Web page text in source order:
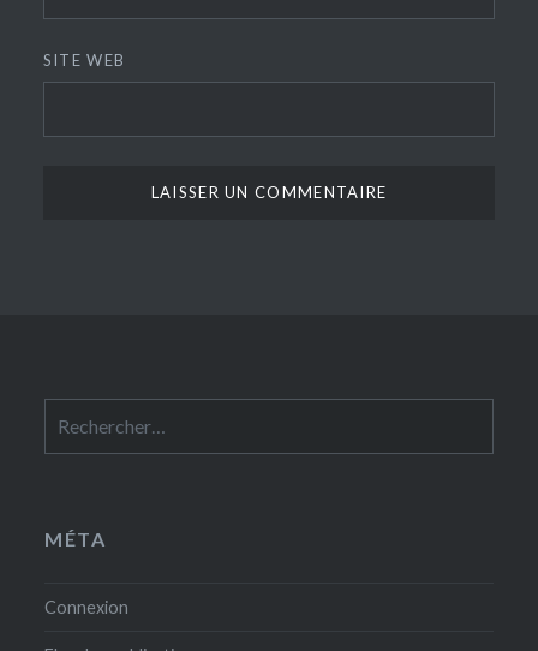
SITE WEB
MÉTA
Connexion